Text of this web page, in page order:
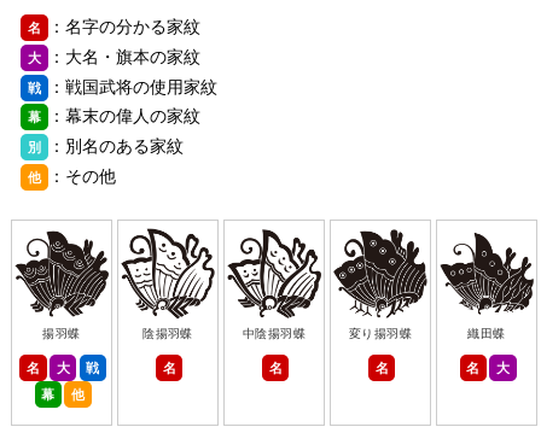
名 ：名字の分かる家紋
大 ：大名・旗本の家紋
戦 ：戦国武将の使用家紋
幕 ：幕末の偉人の家紋
別 ：別名のある家紋
他 ：その他
揚羽蝶
名 大
戦
幕
他
陰揚羽蝶
名
中陰揚羽蝶
名
変り揚羽蝶
名
織田蝶
名 大